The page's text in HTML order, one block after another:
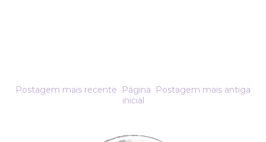
Postagem mais recente Postagem mais antiga
Página
inicial